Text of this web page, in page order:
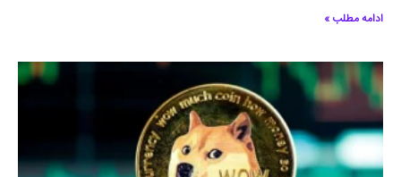
ادامه مطلب »